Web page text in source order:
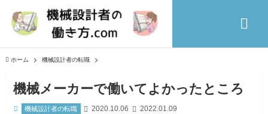
ホーム 機械設計者の転職
機械メーカーで働いてよかったところ
機械設計者の転職 2020.10.06 2022.01.09